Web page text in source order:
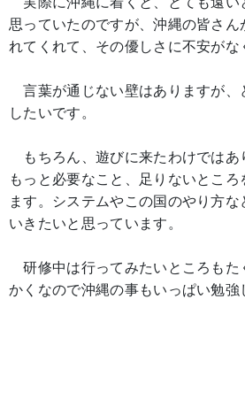
思っていたのですが、沖縄の皆さん
れてくれて、その優しさに不安がな
言葉が通じない壁はありますが、
したいです。
もちろん、遊びに来たわけではあ
もっと必要なこと、足りないとこ
ます。システムやこの国のやり方
いきたいと思っています。
研修中は行ってみたいところもた
かくなので沖縄の事もいっぱい勉強